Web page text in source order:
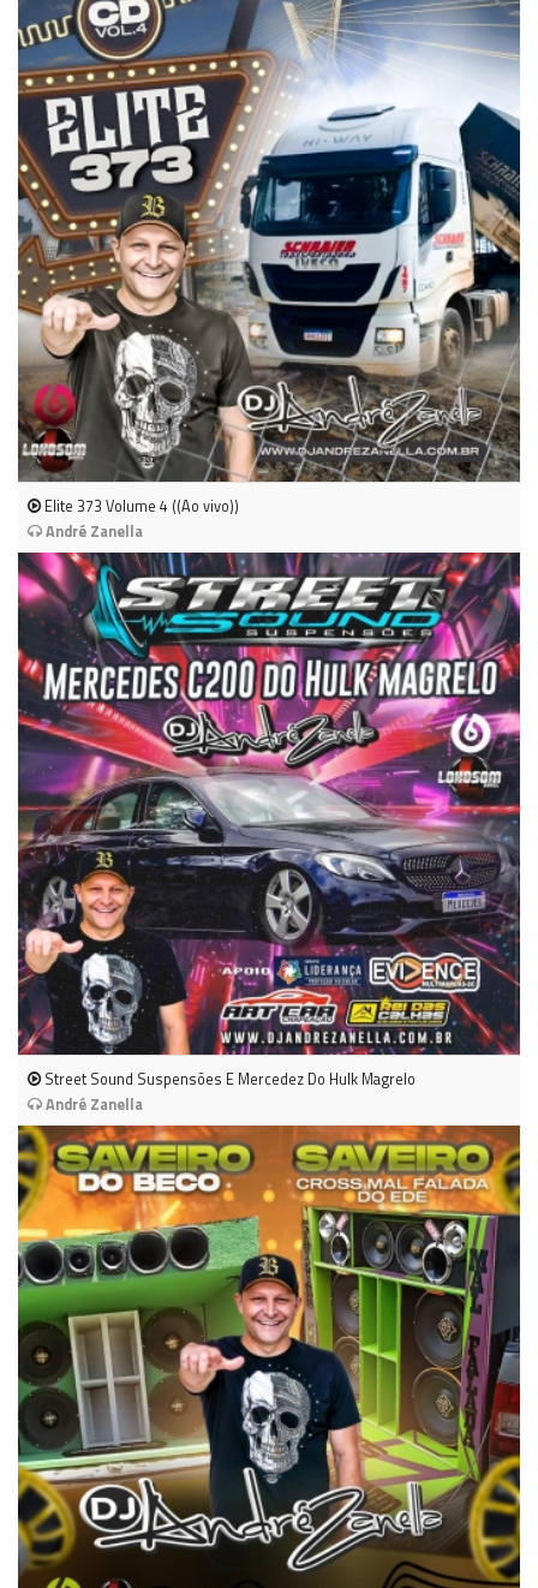
Elite 373 Volume 4 ((Ao vivo))
André Zanella
Street Sound Suspensões E Mercedez Do Hulk Magrelo
André Zanella